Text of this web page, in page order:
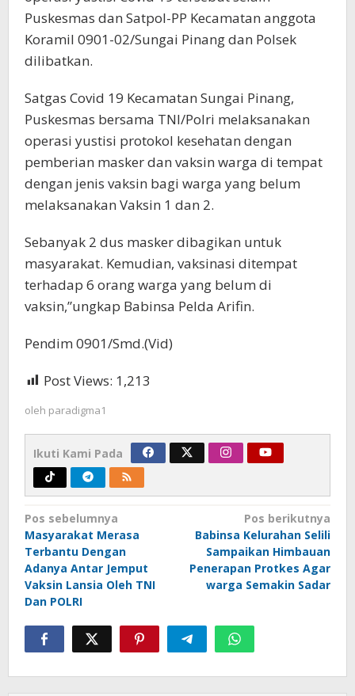
Puskesmas dan Satpol-PP Kecamatan anggota
Koramil 0901-02/Sungai Pinang dan Polsek
dilibatkan.
Satgas Covid 19 Kecamatan Sungai Pinang,
Puskesmas bersama TNI/Polri melaksanakan
operasi yustisi protokol kesehatan dengan
pemberian masker dan vaksin warga di tempat
dengan jenis vaksin bagi warga yang belum
melaksanakan Vaksin 1 dan 2.
Sebanyak 2 dus masker dibagikan untuk
masyarakat. Kemudian, vaksinasi ditempat
terhadap 6 orang warga yang belum di
vaksin,”ungkap Babinsa Pelda Arifin.
Pendim 0901/Smd.(Vid)
Post Views: 1,213
oleh paradigma1
Ikuti Kami Pada
Navigasi
pos
Pos sebelumnya
Masyarakat Merasa
Terbantu Dengan
Adanya Antar Jemput
Vaksin Lansia Oleh TNI
Dan POLRI
Pos berikutnya
Babinsa Kelurahan Selili
Sampaikan Himbauan
Penerapan Protkes Agar
warga Semakin Sadar